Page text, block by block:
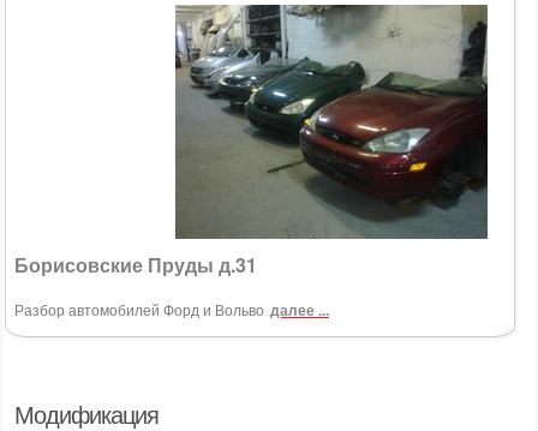
Модификация
Борисовские Пруды д.31
Разбор автомобилей Форд и Вольво далее ...